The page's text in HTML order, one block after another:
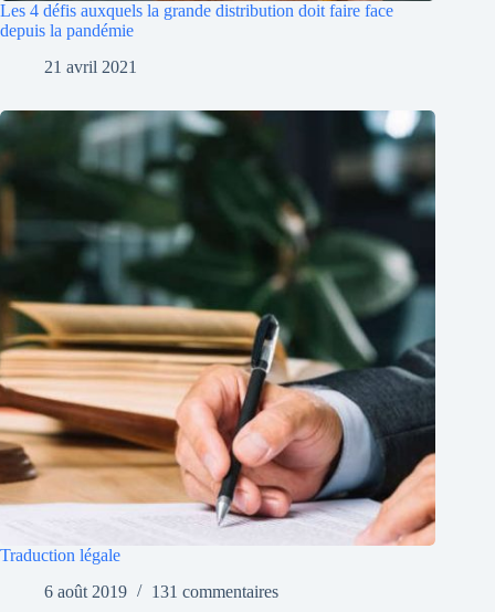
Les 4 défis auxquels la grande distribution doit faire face
depuis la pandémie
21 avril 2021
Traduction légale
6 août 2019
131 commentaires